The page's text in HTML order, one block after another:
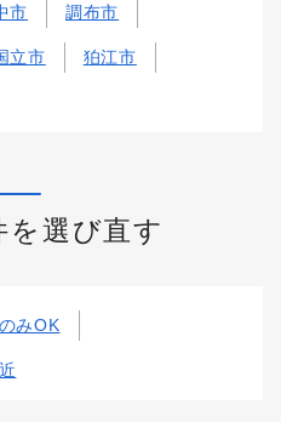
市 調布市
立市 狛江市
を選び直す
みOK